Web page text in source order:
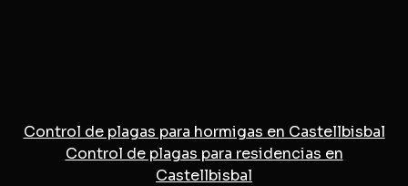
Control de plagas para hormigas en Castellbisbal
Control de plagas para residencias en
Castellbisbal